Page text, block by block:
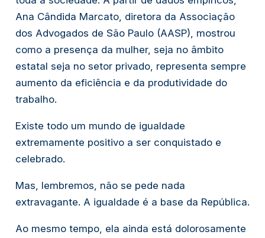
Ana Cândida Marcato, diretora da Associação
dos Advogados de São Paulo (AASP), mostrou
como a presença da mulher, seja no âmbito
estatal seja no setor privado, representa sempre
aumento da eficiência e da produtividade do
trabalho.
Existe todo um mundo de igualdade
extremamente positivo a ser conquistado e
celebrado.
Mas, lembremos, não se pede nada
extravagante. A igualdade é a base da República.
Ao mesmo tempo, ela ainda está dolorosamente